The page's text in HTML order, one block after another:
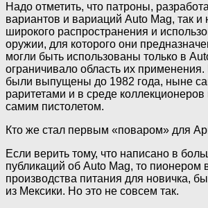
Надо отметить, что патроны,
вариантов и вариаций Auto Mag, так и
широкого распространения и
оружии, для которого они
могли быть использованы только в
ограничивало область их применения.
были выпущены до 1982 года, ныне
раритетами и в среде
самим пистолетом.
Кто же стал первым «поваром» для
Если верить тому, что написано в
публикаций об Auto Mag, то пионером
производства питания для новичка,
из Мексики. Но это не совсем так.